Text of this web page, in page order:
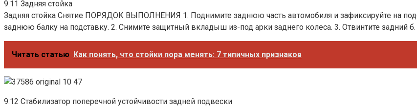
9.11 Задняя стойка
Задняя стойка Снятие ПОРЯДОК ВЫПОЛНЕНИЯ 1. Поднимите заднюю часть автомобиля и зафиксируйте на
заднюю балку на подставку. 2. Снимите защитный вкладыш из-под арки заднего колеса. 3. Отвинтите задний б.
Читать статью Как понять, что стойки пора менять: 7 типичных признаков
9.12 Стабилизатор поперечной устойчивости задней подвески